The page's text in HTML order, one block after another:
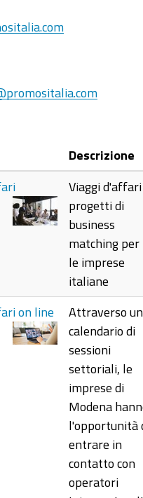
Descrizione
Viaggi d'affari
progetti di
business
matching per
le imprese
italiane
on line
Attraverso un
calendario di
sessioni
settoriali, le
imprese di
Modena
l'opportunità
entrare in
contatto con
operatori